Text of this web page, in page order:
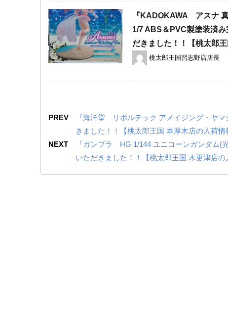
『KADOKAWA アスナ
1/7 ​ABS＆PVC製塗装済
だきました！！【桃太郎
桃太郎王国習志野店店長
PREV
『海洋堂 リボルテック アメイジング・ヤ
きました！！【桃太郎王国 本厚木店の入荷情
NEXT
『ガンプラ HG 1/144 ユニコーンガンダム(
いただきました！！【桃太郎王国 木更津店の